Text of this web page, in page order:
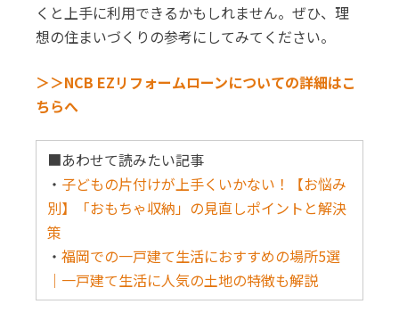
くと上手に利用できるかもしれません。ぜひ、理
想の住まいづくりの参考にしてみてください。
＞＞NCB EZリフォームローンについての詳細はこ
ちらへ
■あわせて読みたい記事
・ 子どもの片付けが上手くいかない！【お悩み
別】「おもちゃ収納」の見直しポイントと解決
策
・福岡での一戸建て生活におすすめの場所5選
｜一戸建て生活に人気の土地の特徴も解説